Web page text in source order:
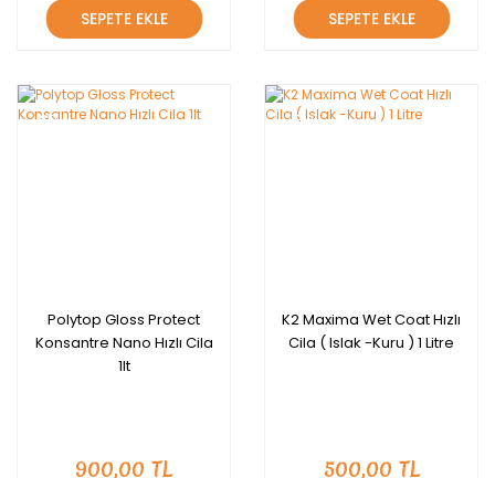
SEPETE EKLE SEPETE EKLE
YENİ
Polytop Gloss Protect
Konsantre Nano Hızlı Cila
1lt
900,00 TL
YENİ
K2 Maxima Wet Coat Hızlı
Cila ( Islak -Kuru ) 1 Litre
500,00 TL